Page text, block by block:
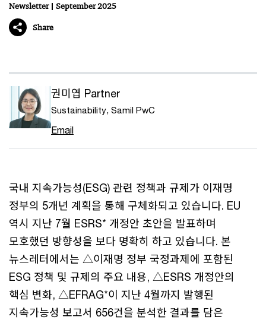
Newsletter
September 2025
Share
권미엽 Partner
Sustainability, Samil PwC
Email
국내 지속가능성(ESG) 관련 정책과 규제가 이재명
정부의 5개년 계획을 통해 구체화되고 있습니다. EU
역시 지난 7월 ESRS* 개정안 초안을 발표하며
모호했던 방향성을 보다 명확히 하고 있습니다. 본
뉴스레터에서는 △이재명 정부 국정과제에 포함된
ESG 정책 및 규제의 주요 내용, △ESRS 개정안의
핵심 변화, △EFRAG*이 지난 4월까지 발행된
지속가능성 보고서 656건을 분석한 결과를 담은